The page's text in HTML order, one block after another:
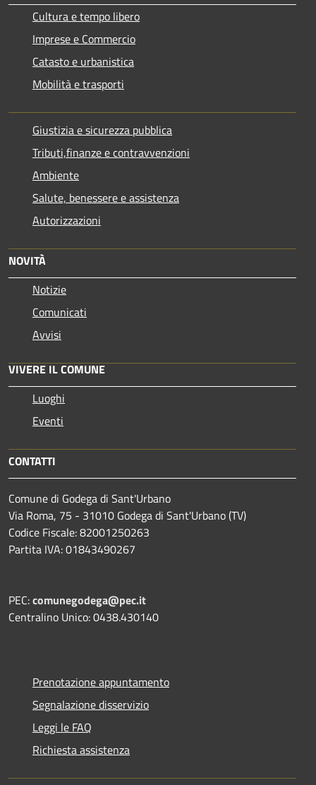
Cultura e tempo libero
Imprese e Commercio
Catasto e urbanistica
Mobilità e trasporti
Giustizia e sicurezza pubblica
Tributi,finanze e contravvenzioni
Ambiente
Salute, benessere e assistenza
Autorizzazioni
NOVITÀ
Notizie
Comunicati
Avvisi
VIVERE IL COMUNE
Luoghi
Eventi
CONTATTI
Comune di Godega di Sant'Urbano
Via Roma, 75 - 31010 Godega di Sant'Urbano (TV)
Codice Fiscale: 82001250263
Partita IVA: 01843490267
PEC:comunegodega@pec.it
Centralino Unico: 0438.430140
Prenotazione appuntamento
Segnalazione disservizio
Leggi le FAQ
Richiesta assistenza